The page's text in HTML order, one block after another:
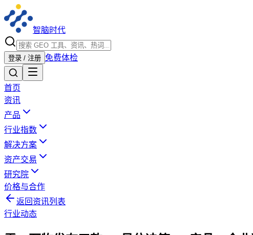
智脑时代
登录 / 注册 免费体检
首页
资讯
产品
行业指数
解决方案
资产交易
研究院
价格与合作
返回资讯列表
行业动态